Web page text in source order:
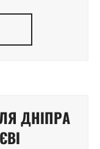
ДНІПРА